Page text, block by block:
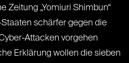
Zeitung „Yomiuri Shimbun“
schärfer gegen die
Attacken vorgehen
Erklärung wollen die sieben